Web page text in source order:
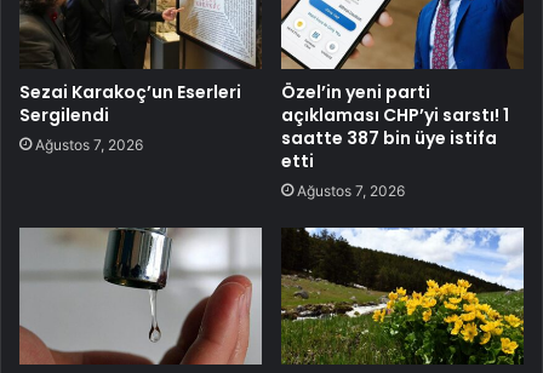
Sezai Karakoç’un Eserleri
Sergilendi
Ağustos 7, 2026
Özel’in yeni parti
açıklaması CHP’yi sarstı! 1
saatte 387 bin üye istifa
etti
Ağustos 7, 2026